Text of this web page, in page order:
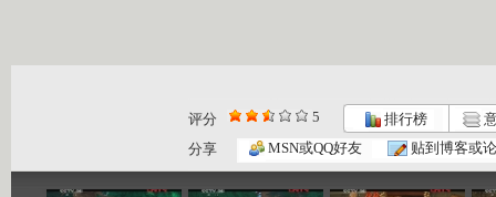
评分 5 排行榜
分享
MSN或QQ好友 贴到博客或
09:50
熊出没2 ...
09:45
熊出没3 ...
09:48